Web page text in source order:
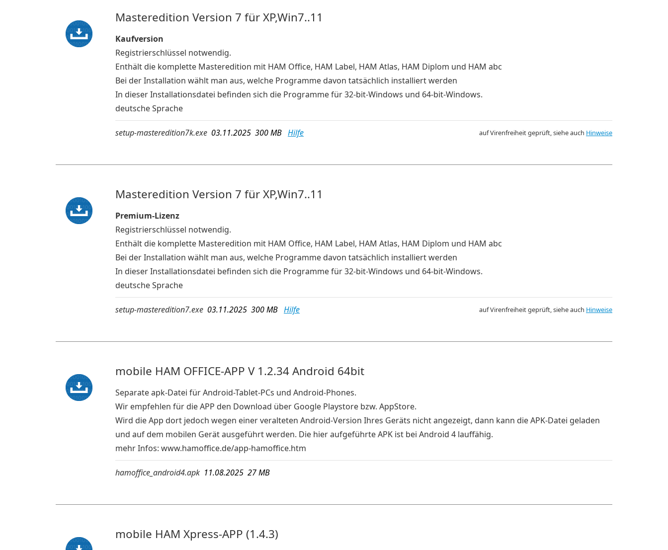
Masteredition Version 7 für XP,Win7..11
Kaufversion
Registrierschlüssel notwendig.
Enthält die komplette Masteredition mit HAM Office, HAM Label, HAM Atlas, HAM Diplom und HAM abc
Bei der Installation wählt man aus, welche Programme davon tatsächlich installiert werden
In dieser Installationsdatei befinden sich die Programme für 32-bit-Windows und 64-bit-Windows.
deutsche Sprache
setup-masteredition7k.exe 03.11.2025 300 MB Hilfe auf Virenfreiheit geprüft, siehe auch Hinweise
Masteredition Version 7 für XP,Win7..11
Premium-Lizenz
Registrierschlüssel notwendig.
Enthält die komplette Masteredition mit HAM Office, HAM Label, HAM Atlas, HAM Diplom und HAM abc
Bei der Installation wählt man aus, welche Programme davon tatsächlich installiert werden
In dieser Installationsdatei befinden sich die Programme für 32-bit-Windows und 64-bit-Windows.
deutsche Sprache
setup-masteredition7.exe 03.11.2025 300 MB Hilfe auf Virenfreiheit geprüft, siehe auch Hinweise
mobile HAM OFFICE-APP V 1.2.34 Android 64bit
Separate apk-Datei für Android-Tablet-PCs und Android-Phones.
Wir empfehlen für die APP den Download über Google Playstore bzw. AppStore.
Wird die App dort jedoch wegen einer veralteten Android-Version Ihres Geräts nicht angezeigt, dann kann die APK-Datei geladen
und auf dem mobilen Gerät ausgeführt werden. Die hier aufgeführte APK ist bei Android 4 lauffähig.
mehr Infos: www.hamoffice.de/app-hamoffice.htm
hamoffice_android4.apk 11.08.2025 27 MB
mobile HAM Xpress-APP (1.4.3)